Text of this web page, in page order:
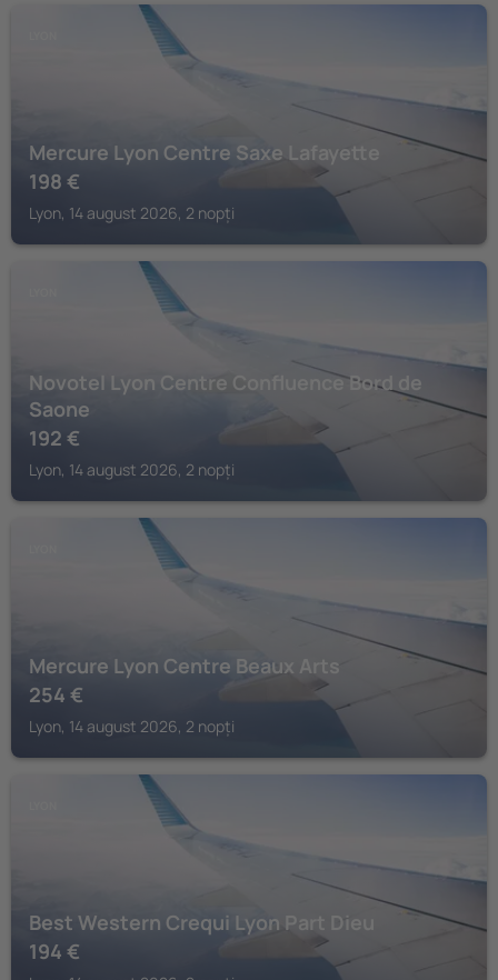
Mercure Lyon Centre Saxe Lafayette
198 €
Lyon, 14 august 2026, 2 nopți
Novotel Lyon Centre Confluence Bord de
Saone
192 €
Lyon, 14 august 2026, 2 nopți
Mercure Lyon Centre Beaux Arts
254 €
Lyon, 14 august 2026, 2 nopți
Best Western Crequi Lyon Part Dieu
194 €